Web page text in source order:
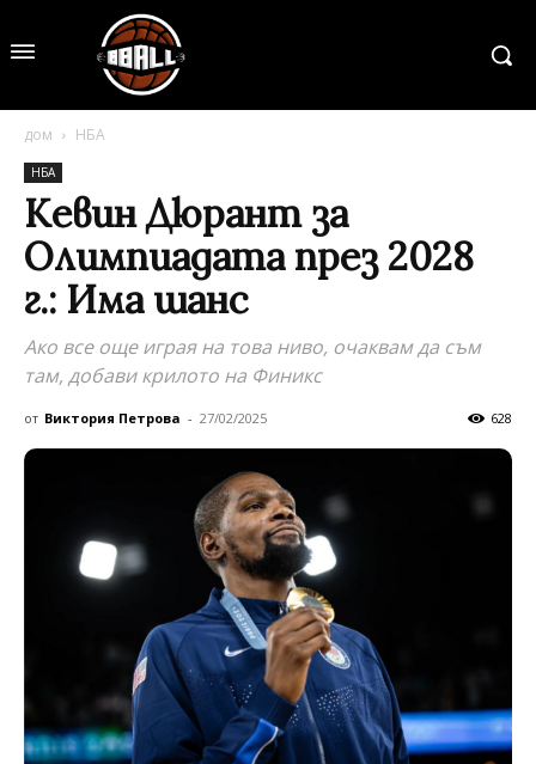
дом НБА
НБА
Кевин Дюрант за
Олимпиадата през 2028
г.: Има шанс
Ако все още играя на това ниво, очаквам да съм
там, добави крилото на Финикс
от Виктория Петрова - 27/02/2025 628